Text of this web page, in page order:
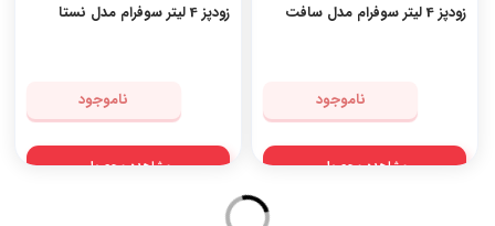
زودپز 4 لیتر سوفرام مدل سافت
ناموجود
مشاهده محصول
زودپز 4 لیتر سوفرام مدل نستا
ناموجود
مشاهده محصول